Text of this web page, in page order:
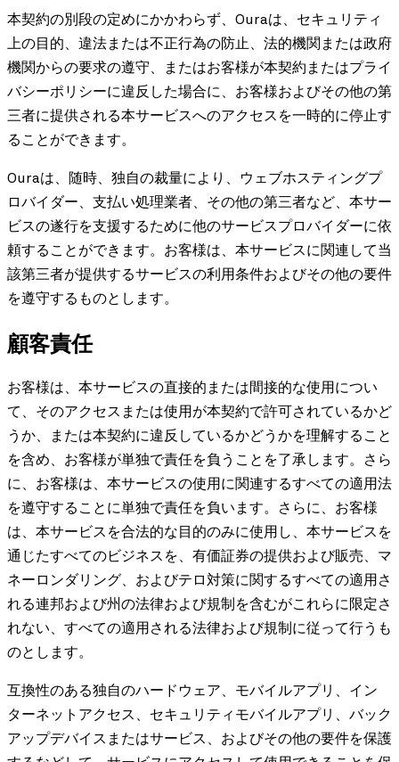
本契約の別段の定めにかかわらず、Ouraは、セキュリティ
上の目的、違法または不正行為の防止、法的機関または政府
機関からの要求の遵守、またはお客様が本契約またはプライ
バシーポリシーに違反した場合に、お客様およびその他の第
三者に提供される本サービスへのアクセスを一時的に停止す
ることができます。
Ouraは、随時、独自の裁量により、ウェブホスティングプ
ロバイダー、支払い処理業者、その他の第三者など、本サー
ビスの遂行を支援するために他のサービスプロバイダーに依
頼することができます。お客様は、本サービスに関連して当
該第三者が提供するサービスの利用条件およびその他の要件
を遵守するものとします。
顧客責任
お客様は、本サービスの直接的または間接的な使用につい
て、そのアクセスまたは使用が本契約で許可されているかど
うか、または本契約に違反しているかどうかを理解すること
を含め、お客様が単独で責任を負うことを了承します。さら
に、お客様は、本サービスの使用に関連するすべての適用法
を遵守することに単独で責任を負います。さらに、お客様
は、本サービスを合法的な目的のみに使用し、本サービスを
通じたすべてのビジネスを、有価証券の提供および販売、マ
ネーロンダリング、およびテロ対策に関するすべての適用さ
れる連邦および州の法律および規制を含むがこれらに限定さ
れない、すべての適用される法律および規制に従って行うも
のとします。
互換性のある独自のハードウェア、モバイルアプリ、イン
ターネットアクセス、セキュリティモバイルアプリ、バック
アップデバイスまたはサービス、およびその他の要件を保護